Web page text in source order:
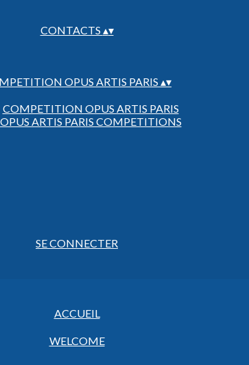
CONTACTS ▴▾
OPUS ARTIS PARIS ▴▾
COMPETITION OPUS ARTIS PARIS
OPUS ARTIS PARIS COMPETITIONS
SE CONNECTER
ACCUEIL
WELCOME